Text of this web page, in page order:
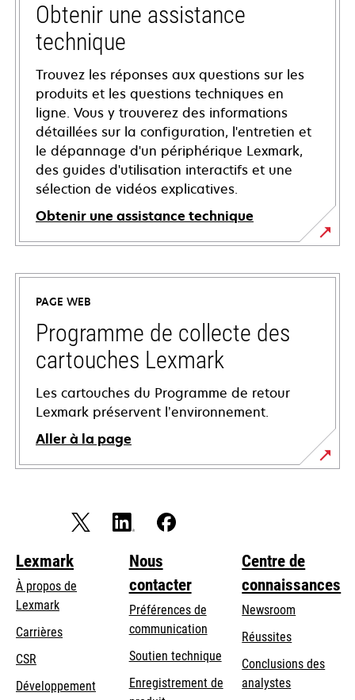
Obtenir une assistance
technique
Trouvez les réponses aux questions sur les
produits et les questions techniques en
ligne. Vous y trouverez des informations
détaillées sur la configuration, l'entretien et
le dépannage d'un périphérique Lexmark,
des guides d'utilisation interactifs et une
sélection de vidéos explicatives.
Obtenir une assistance technique
s’ouvre
dans
nouvel
onglet
PAGE WEB
Programme de collecte des
cartouches Lexmark
Les cartouches du Programme de retour
Lexmark préservent l’environnement.
Aller à la page
Lexmark
À propos de
Lexmark
Carrières
CSR
Développement
Nous
contacter
Préférences de
communication
s’ouvre
dans
un
Soutien techniques’ouvre
dans
un
Enregistrement de
Centre de
connaissances
Newsroom
Réussites
Conclusions des
analystes